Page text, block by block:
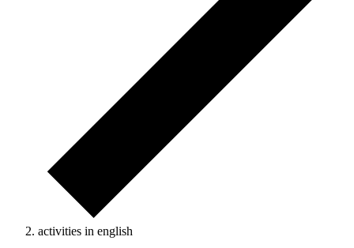
activities in english